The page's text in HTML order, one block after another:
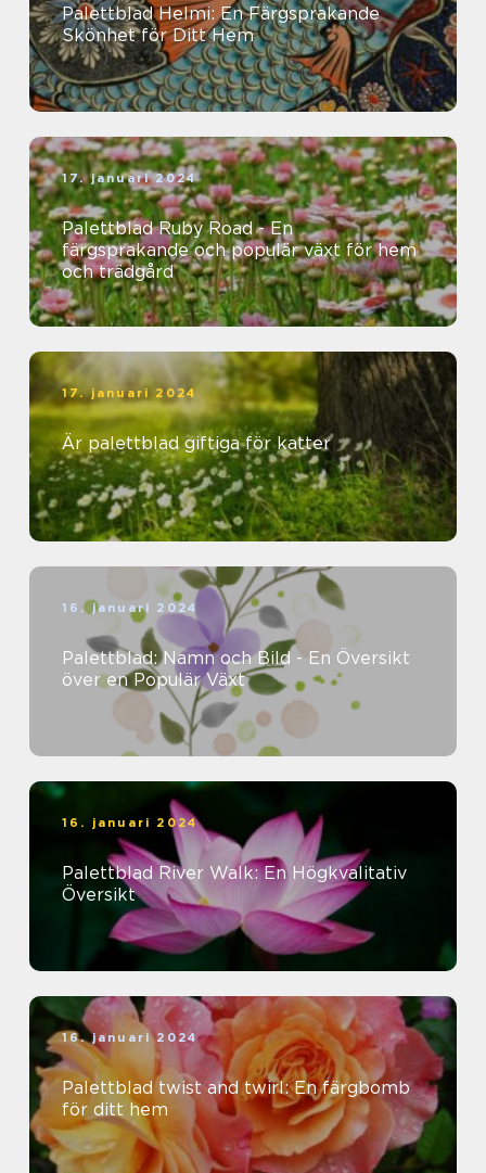
Palettblad Helmi: En Färgsprakande
Skönhet för Ditt Hem
17. januari 2024
Palettblad Ruby Road - En
färgsprakande och populär växt för hem
och trädgård
17. januari 2024
Är palettblad giftiga för katter
16. januari 2024
Palettblad: Namn och Bild - En Översikt
över en Populär Växt
16. januari 2024
Palettblad River Walk: En Högkvalitativ
Översikt
16. januari 2024
Palettblad twist and twirl: En färgbomb
för ditt hem